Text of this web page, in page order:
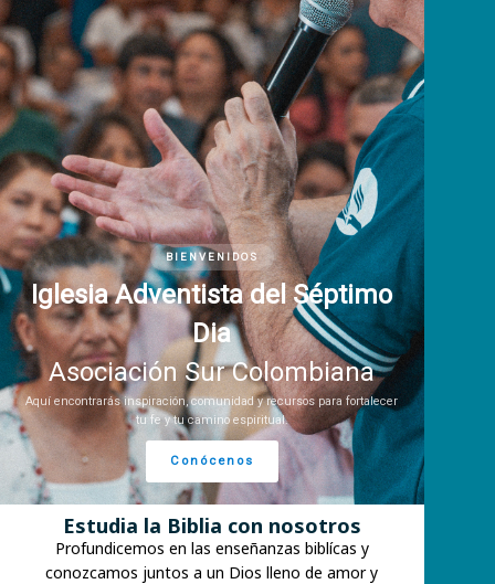
BIENVENIDOS
Iglesia Adventista del Séptimo
Dia
Asociación Sur Colombiana
Aquí encontrarás inspiración, comunidad y recursos para fortalecer
tu fe y tu camino espiritual.
Conócenos
Estudia la Biblia con nosotros
Profundicemos en las enseñanzas biblícas y
conozcamos juntos a un Dios lleno de amor y